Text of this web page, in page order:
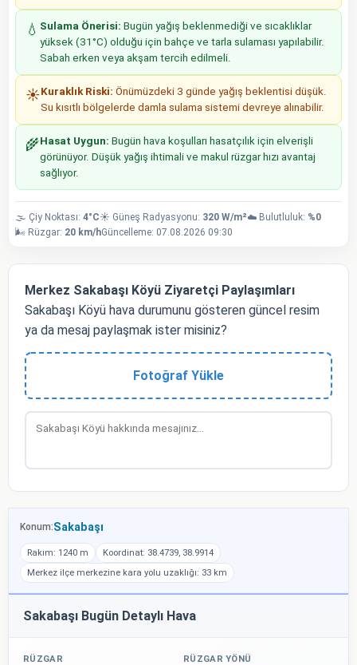
💧 Sulama Önerisi: Bugün yağış beklenmediği ve sıcaklıklar
yüksek (31°C) olduğu için bahçe ve tarla sulaması yapılabilir.
Sabah erken veya akşam tercih edilmeli.
☀️Kuraklık Riski: Önümüzdeki 3 günde yağış beklentisi düşük.
Su kısıtlı bölgelerde damla sulama sistemi devreye alınabilir.
🌾Hasat Uygun: Bugün hava koşulları hasatçılık için elverişli
görünüyor. Düşük yağış ihtimali ve makul rüzgar hızı avantaj
sağlıyor.
🌫️ Çiy Noktası: 4°C☀️ Güneş Radyasyonu: 320 W/m²☁️ Bulutluluk: %0
🌬️ Rüzgar: 20 km/hGüncelleme: 07.08.2026 09:30
Merkez Sakabaşı Köyü Ziyaretçi Paylaşımları
Sakabaşı Köyü hava durumunu gösteren güncel resim
ya da mesaj paylaşmak ister misiniz?
Fotoğraf Yükle
Konum:Sakabaşı
Rakım: 1240 m
Koordinat: 38.4739, 38.9914
Merkez ilçe merkezine kara yolu uzaklığı: 33 km
Sakabaşı Bugün Detaylı Hava
RÜZGAR RÜZGAR YÖNÜ